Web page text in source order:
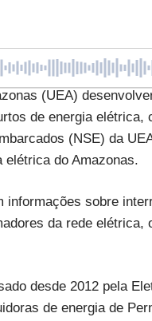
(UEA)
de energia elétrica,
(NSE) da
do Amazonas.
informações sobre
da rede elétrica,
desde 2012 pela
de energia de